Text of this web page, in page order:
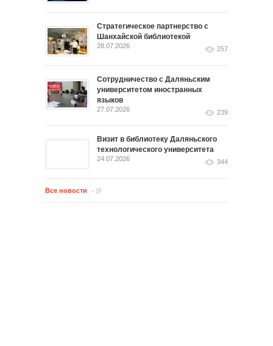
Стратегическое партнерство с
Шанхайской библиотекой
28.07.2026 257
Сотрудничество с Даляньским
университетом иностранных
языков
27.07.2026 239
Визит в библиотеку Даляньского
технологического университета
24.07.2026 344
Все новости